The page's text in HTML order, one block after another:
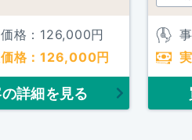
格： 126,000円
格： 126,000円
詳細を見る